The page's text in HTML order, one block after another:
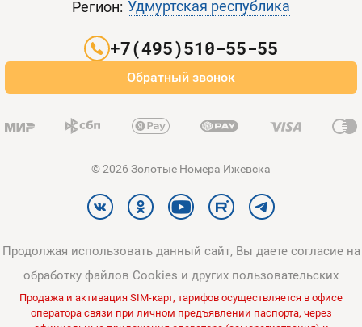
Оплата и доставка
Регион: Удмуртская республика
+7(495)510-55-55
Обратный звонок
© 2026 Золотые Номера Ижевска
Продолжая использовать данный сайт, Вы даете согласие на
обработку файлов Cookies и других пользовательских
данных, в соответствии сПолитикой конфиденциальности
Политикой в отношении обработки персональных данных
Продажа и активация SIM-карт, тарифов осуществляется в офисе
оператора связи при личном предъявлении паспорта, через